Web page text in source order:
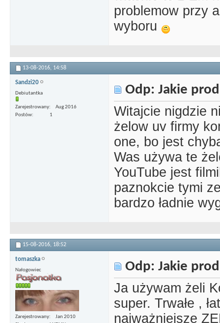
problemow przy
wyboru
13-08-2016, 14:58
Sandzi20
Debiutantka
Zarejestrowany
Aug 2016
Postów
1
Odp: Jakie
Witajcie nigdzie
żelow uv firmy
one, bo jest
Was używa te
YouTube jest
paznokcie tymi
bardzo ładnie
15-08-2016, 18:52
tomaszka
Nałogowiec
Zarejestrowany
Jan 2010
Odp: Jakie
Ja używam żeli
super. Trwałe ,
najważniejsze